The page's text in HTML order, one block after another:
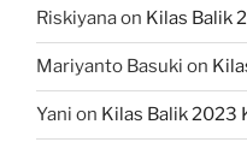
Riskiyanaon Kilas Balik
Mariyanto Basuki on
Yani on Kilas Balik 2023